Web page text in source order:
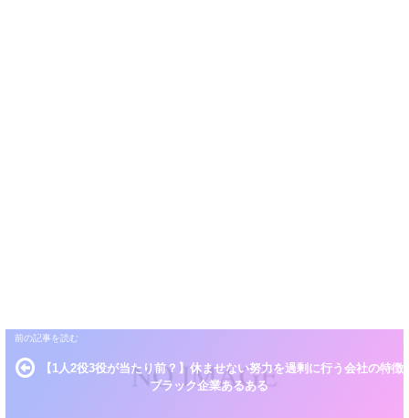
【1人2役3役が当たり前？】休ませない努力を過剰に行う会社の特徴
ブラック企業あるある